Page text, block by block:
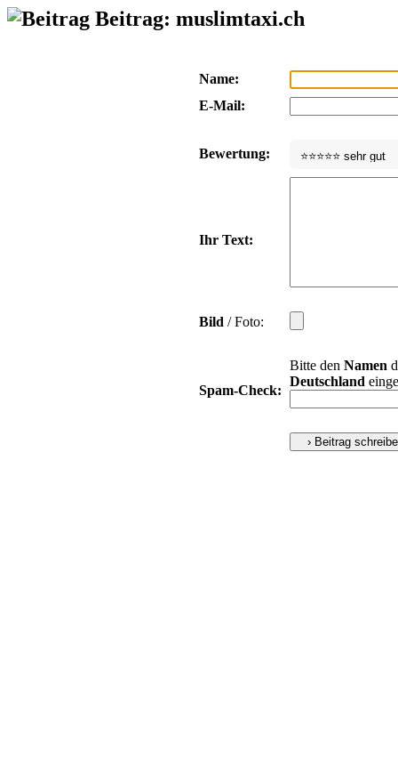
Beitrag: muslimtaxi.ch
Name:
E-Mail:
Bewertung:
Ihr Text:
Bild / Foto:
Spam-Check:
Bitte den Namen
Deutschland